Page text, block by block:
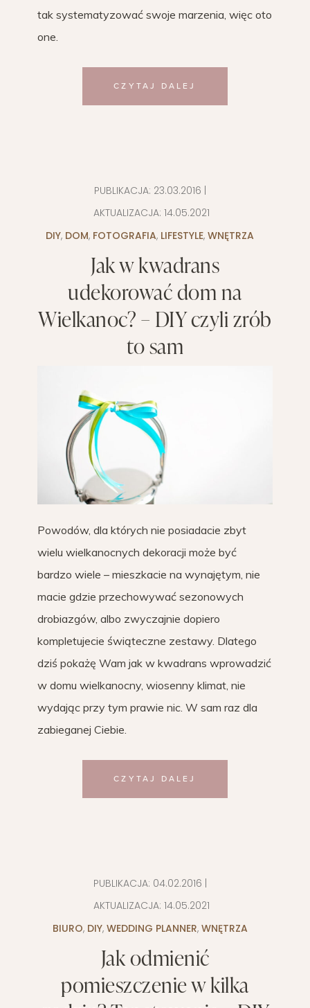
tak systematyzować swoje marzenia, więc oto
one.
CZYTAJ DALEJ
PUBLIKACJA: 23.03.2016 |
AKTUALIZACJA: 14.05.2021
DIY, DOM, FOTOGRAFIA, LIFESTYLE, WNĘTRZA
Jak w kwadrans
udekorować dom na
Wielkanoc? – DIY czyli zrób
to sam
Powodów, dla których nie posiadacie zbyt
wielu wielkanocnych dekoracji może być
bardzo wiele – mieszkacie na wynajętym, nie
macie gdzie przechowywać sezonowych
drobiazgów, albo zwyczajnie dopiero
kompletujecie świąteczne zestawy. Dlatego
dziś pokażę Wam jak w kwadrans wprowadzić
w domu wielkanocny, wiosenny klimat, nie
wydając przy tym prawie nic. W sam raz dla
zabieganej Ciebie.
CZYTAJ DALEJ
PUBLIKACJA: 04.02.2016
AKTUALIZACJA: 14.05.2021
BIURO, DIY, WEDDING PLANNER, WNĘTRZA
Jak odmienić
pomieszczenie w kilka